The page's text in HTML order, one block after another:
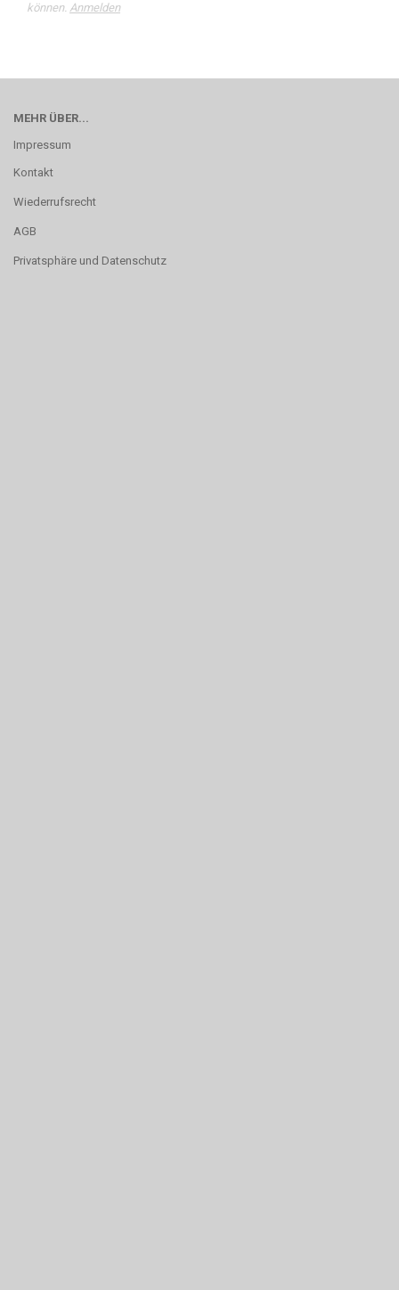
können. Anmelden
MEHR ÜBER...
Impressum
Kontakt
Wiederrufsrecht
AGB
Privatsphäre und Datenschutz